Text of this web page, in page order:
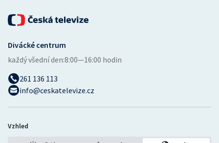
Divácké centrum
každý všední den:8:00—16:00 hodin
261 136 113
info@ceskatelevize.cz
Vzhled